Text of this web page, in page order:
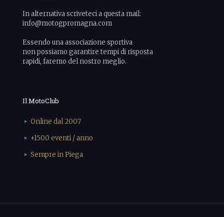
In alternativa scriveteci a questa mail:
info@motogpromagna.com
Essendo una associazione sportiva
non possiamo garantire tempi di risposta
rapidi, faremo del nostro meglio.
Il MotoClub
Online dal 2007
+1500 eventi / anno
Sempre in Piega